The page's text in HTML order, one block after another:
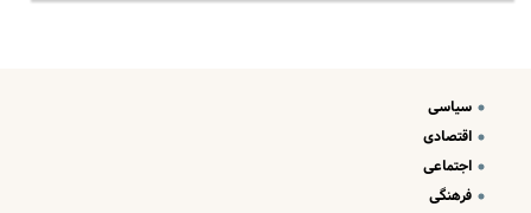
سیاسی
اقتصادی
اجتماعی
فرهنگی